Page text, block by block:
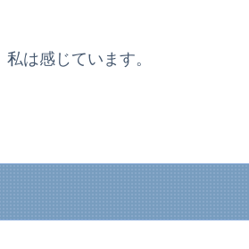
は感じています。